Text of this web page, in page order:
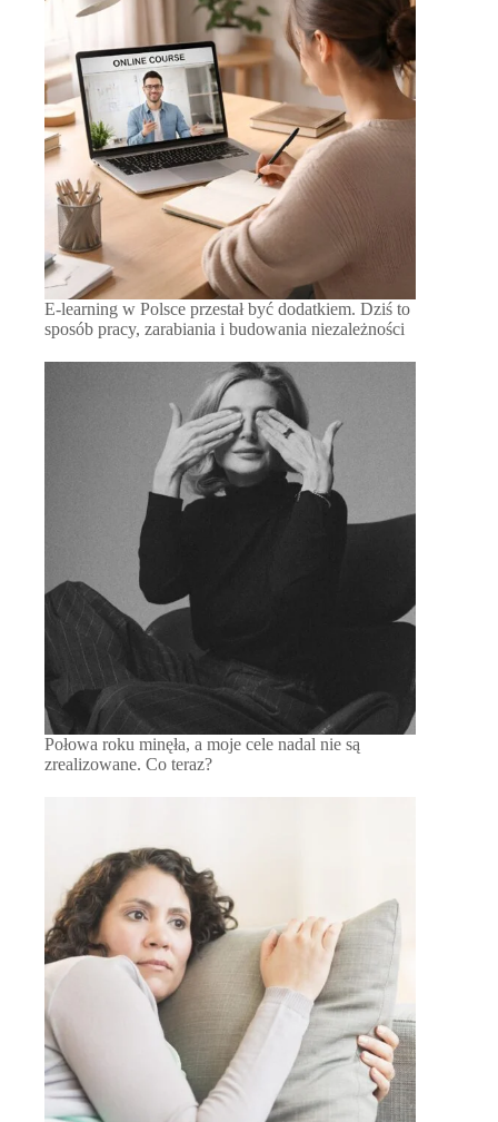
E-learning w Polsce przestał być dodatkiem. Dziś to
sposób pracy, zarabiania i budowania niezależności
Połowa roku minęła, a moje cele nadal nie są
zrealizowane. Co teraz?